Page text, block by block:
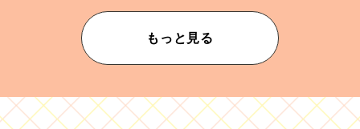
もっと見る